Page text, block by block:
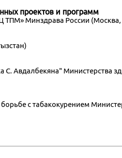
проектов и программ
ТПМ» Минздрава России (Москва,
Авдалбекяна" Министерства
с табакокурением